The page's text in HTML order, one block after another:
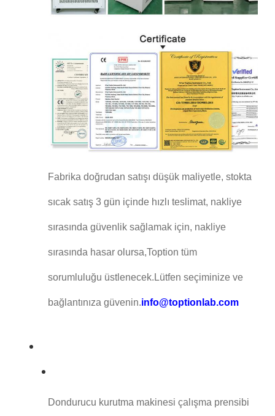
Fabrika doğrudan satışı düşük maliyetle, stokta
sıcak satış 3 gün içinde hızlı teslimat, nakliye
sırasında güvenlik sağlamak için, nakliye
sırasında hasar olursa,Toption tüm
sorumluluğu üstlenecek.Lütfen seçiminize ve
bağlantınıza güvenin.info@toptionlab.com
Dondurucu kurutma makinesi çalışma prensibi